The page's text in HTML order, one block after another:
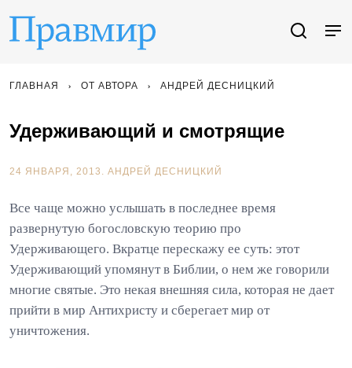
ГЛАВНАЯ ОТ АВТОРА АНДРЕЙ ДЕСНИЦКИЙ
Удерживающий и смотрящие
24 ЯНВАРЯ, 2013. АНДРЕЙ ДЕСНИЦКИЙ
Все чаще можно услышать в последнее время
развернутую богословскую теорию про
Удерживающего. Вкратце перескажу ее суть: этот
Удерживающий упомянут в Библии, о нем же говорили
многие святые. Это некая внешняя сила, которая не дает
прийти в мир Антихристу и сберегает мир от
уничтожения.